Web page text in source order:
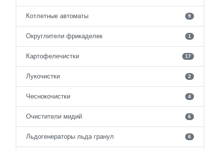
Котлетные автоматы 9
Округлители фрикаделек 1
Картофелечистки 17
Лукочистки 2
Чеснокочистки 4
Очистители мидий 6
Льдогенераторы льда гранул 6